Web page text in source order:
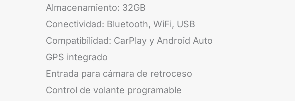
Almacenamiento: 32GB
Conectividad: Bluetooth, WiFi, USB
Compatibilidad: CarPlay y Android Auto
GPS integrado
Entrada para cámara de retroceso
Control de volante programable